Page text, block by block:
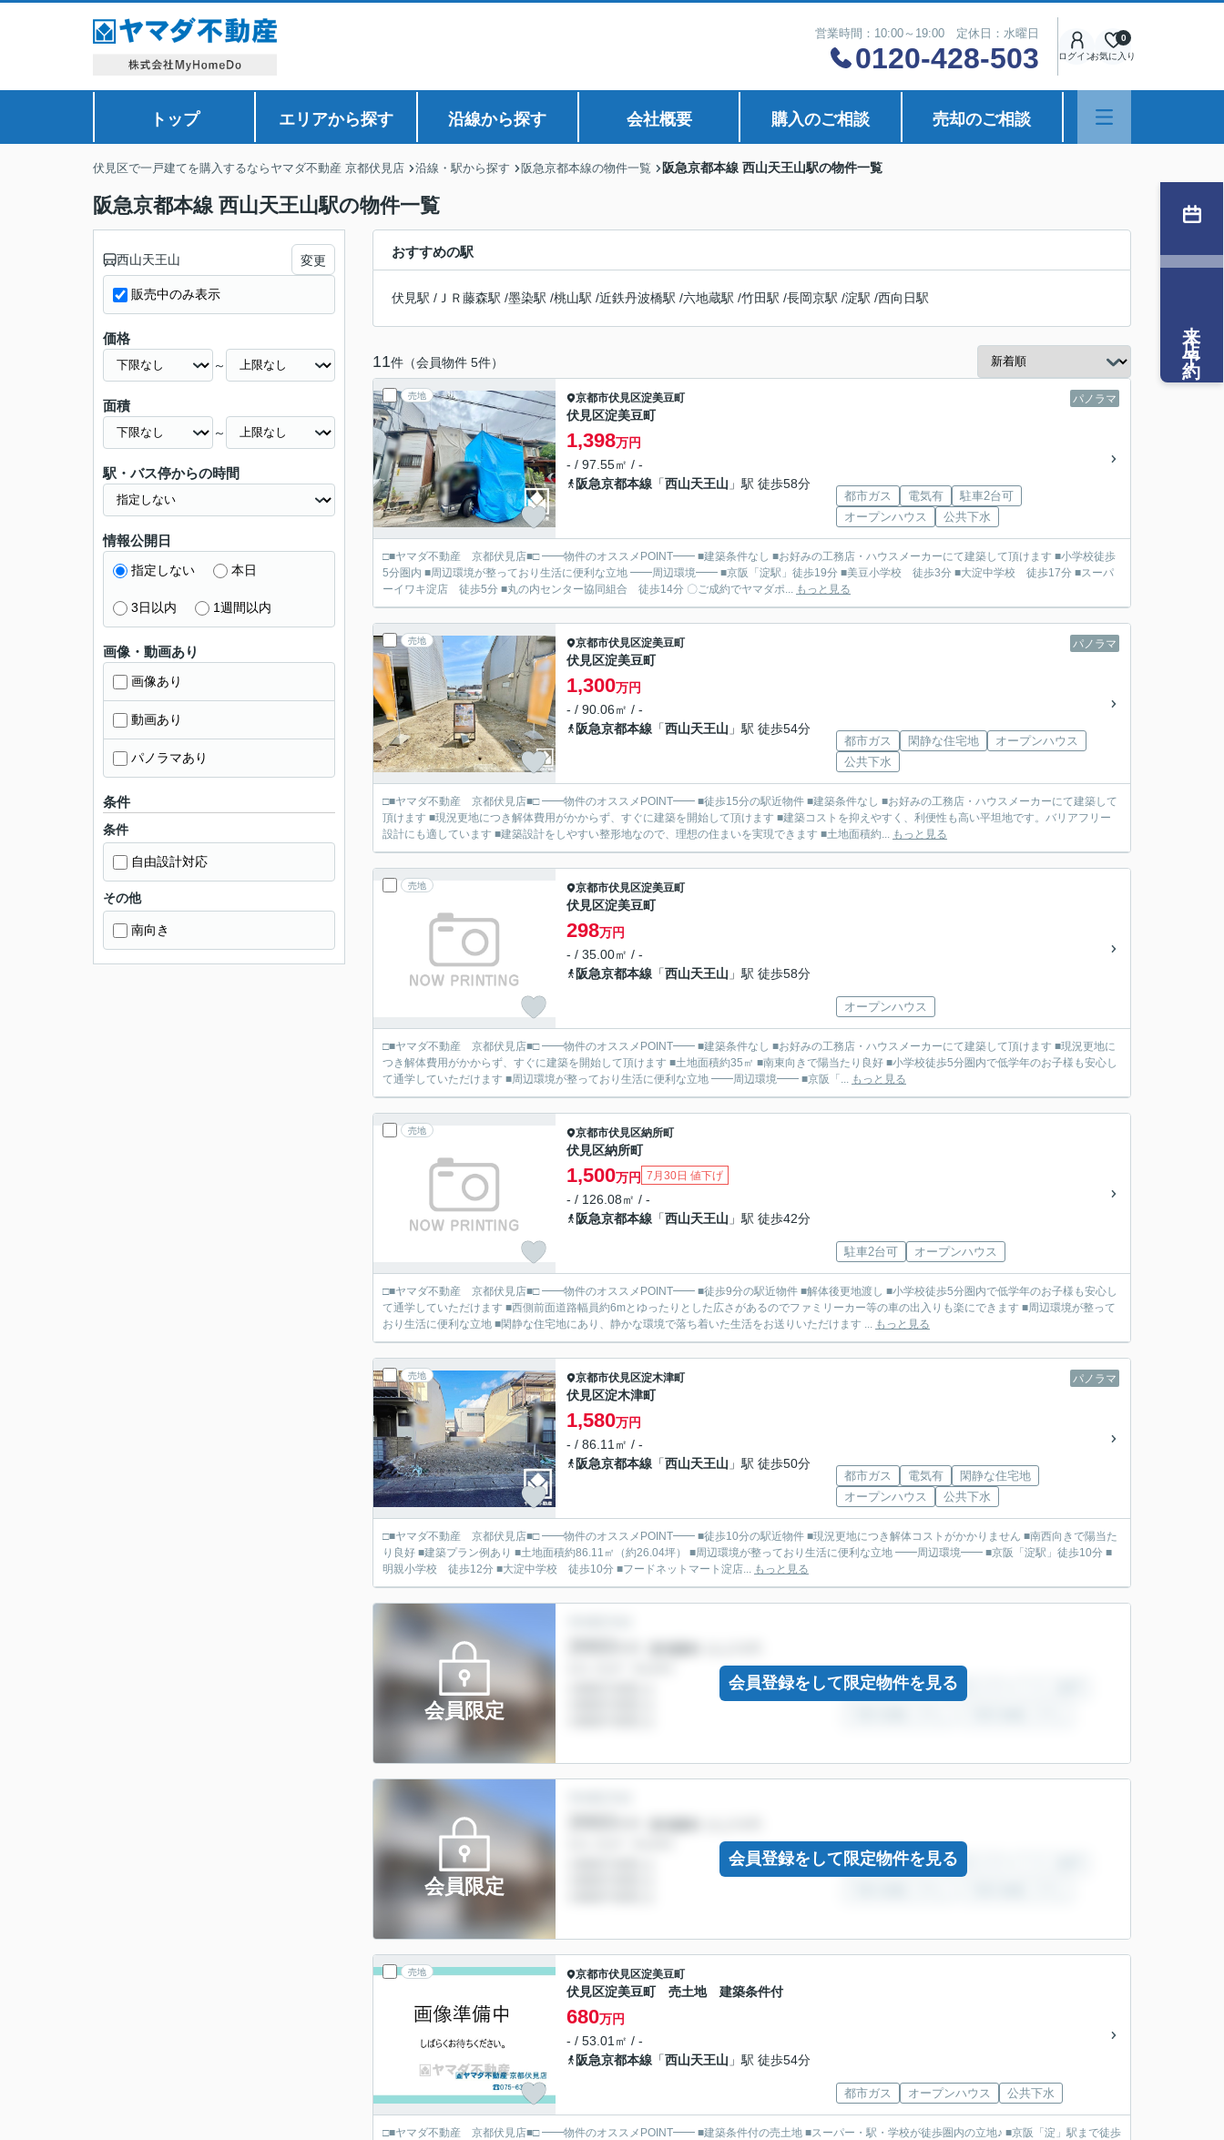
営業時間：10:00～19:00 定休日：水曜日
0120-428-503 ログインお気に入り
0
トップ エリアから探す 沿線から探す 会社概要 購入のご相談 売却のご相談
伏見区で一戸建てを購入するならヤマダ不動産 京都伏見店 沿線・駅から探す 阪急京都本線の物件一覧 阪急京都本線 西山天王山駅の物件一覧
阪急京都本線 西山天王山駅の物件一覧
おすすめの駅
伏見駅 / ＪＲ藤森駅 /墨染駅 /桃山駅 /近鉄丹波橋駅 /六地蔵駅 /竹田駅 /長岡京駅 /淀駅 /西向日駅
11件（会員物件 5件）
売地 パノラマ
京都市伏見区淀美豆町
伏見区淀美豆町
1,398万円
- / 97.55㎡ / -
阪急京都本線 「西山天王山 」駅 徒歩58分
都市ガス 電気有
駐車2台可
オープンハウス
公共下水
□■ヤマダ不動産 京都伏見店■□ ━━物件のオススメPOINT━━ ■建築条件なし ■お好みの工務店・ハウスメーカーにて建築して頂けます ■小学校徒歩
5分圏内 ■周辺環境が整っており生活に便利な立地 ━━周辺環境━━ ■京阪「淀駅」徒歩19分 ■美豆小学校 徒歩3分 ■大淀中学校 徒歩17分 ■スーパ
ーイワキ淀店 徒歩5分 ■丸の内センター協同組合 徒歩14分 〇ご成約でヤマダポ... もっと見る
売地 パノラマ
京都市伏見区淀美豆町
伏見区淀美豆町
1,300万円
- / 90.06㎡ / -
阪急京都本線 「西山天王山 」駅 徒歩54分
都市ガス 閑静な住宅地
オープンハウス
公共下水
□■ヤマダ不動産 京都伏見店■□ ━━物件のオススメPOINT━━ ■徒歩15分の駅近物件 ■建築条件なし ■お好みの工務店・ハウスメーカーにて建築して
頂けます ■現況更地につき解体費用がかからず、すぐに建築を開始して頂けます ■建築コストを抑えやすく、利便性も高い平坦地です。バリアフリー
設計にも適しています ■建築設計をしやすい整形地なので、理想の住まいを実現できます ■土地面積約... もっと見る
売地 京都市伏見区淀美豆町
伏見区淀美豆町
298万円
- / 35.00㎡ / -
阪急京都本線 「西山天王山 」駅 徒歩58分
オープンハウス
□■ヤマダ不動産 京都伏見店■□ ━━物件のオススメPOINT━━ ■建築条件なし ■お好みの工務店・ハウスメーカーにて建築して頂けます ■現況更地に
つき解体費用がかからず、すぐに建築を開始して頂けます ■土地面積約35㎡ ■南東向きで陽当たり良好 ■小学校徒歩5分圏内で低学年のお子様も安心し
て通学していただけます ■周辺環境が整っており生活に便利な立地 ━━周辺環境━━ ■京阪「... もっと見る
売地 京都市伏見区納所町
伏見区納所町
1,500万円 7月30日 値下げ
- / 126.08㎡ / -
阪急京都本線 「西山天王山 」駅 徒歩42分
駐車2台可 オープンハウス
□■ヤマダ不動産 京都伏見店■□ ━━物件のオススメPOINT━━ ■徒歩9分の駅近物件 ■解体後更地渡し ■小学校徒歩5分圏内で低学年のお子様も安心し
て通学していただけます ■西側前面道路幅員約6mとゆったりとした広さがあるのでファミリーカー等の車の出入りも楽にできます ■周辺環境が整って
おり生活に便利な立地 ■閑静な住宅地にあり、静かな環境で落ち着いた生活をお送りいただけます ... もっと見る
売地 パノラマ
京都市伏見区淀木津町
伏見区淀木津町
1,580万円
- / 86.11㎡ / -
阪急京都本線 「西山天王山 」駅 徒歩50分
都市ガス 電気有
閑静な住宅地
オープンハウス
公共下水
□■ヤマダ不動産 京都伏見店■□ ━━物件のオススメPOINT━━ ■徒歩10分の駅近物件 ■現況更地につき解体コストがかかりません ■南西向きで陽当た
り良好 ■建築プラン例あり ■土地面積約86.11㎡（約26.04坪） ■周辺環境が整っており生活に便利な立地 ━━周辺環境━━ ■京阪「淀駅」徒歩10分 ■
明親小学校 徒歩12分 ■大淀中学校 徒歩10分 ■フードネットマート淀店... もっと見る
会員限定
会員登録をして限定物件を見る
会員限定
会員登録をして限定物件を見る
売地 京都市伏見区淀美豆町
伏見区淀美豆町 売土地 建築条件付
680万円
- / 53.01㎡ / -
阪急京都本線 「西山天王山 」駅 徒歩54分
都市ガス オープンハウス 公共下水
□■ヤマダ不動産 京都伏見店■□ ━━物件のオススメPOINT━━ ■建築条件付の売土地 ■スーパー・駅・学校が徒歩圏内の立地♪ ■京阪「淀」駅まで徒歩
西山天王山 変更
販売中のみ表示
価格
～
面積
～
駅・バス停からの時間
情報公開日
指定しない 本日
3日以内 1週間以内
画像・動画あり
画像あり
動画あり
パノラマあり
条件
条件
自由設計対応
その他
南向き
来店予約